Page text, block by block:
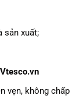
sản xuất;
Vtesco.vn
vẹn, không chấp